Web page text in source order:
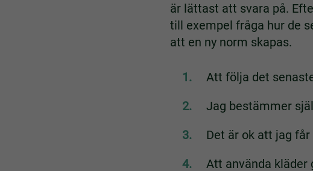
är lättast att svara på.
till exempel fråga hur de
att en ny norm skapas.
Att följa det
Jag bestämmer
Det är ok att jag
Att använda kläder